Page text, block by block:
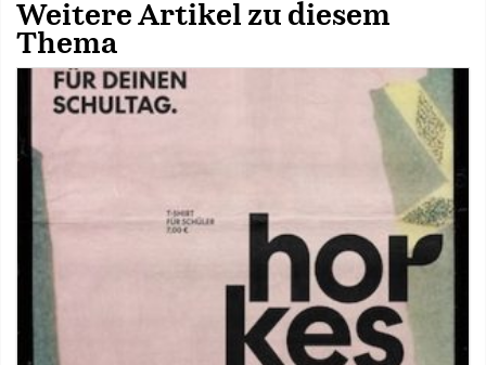
Weitere Artikel zu diesem
Thema